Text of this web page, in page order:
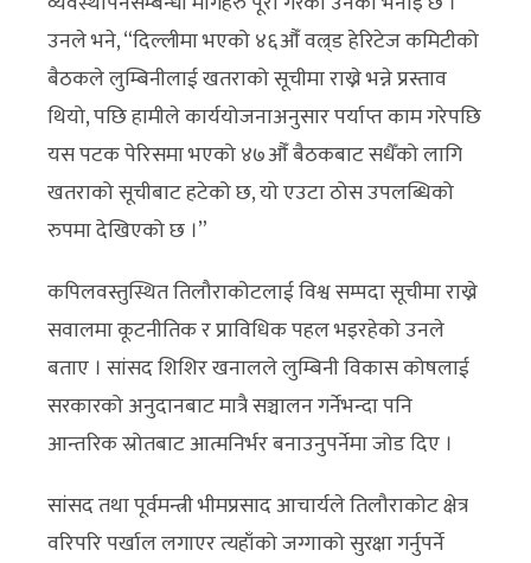
उनले भने, “दिल्लीमा भएको ४६औँ वल्र्ड हेरिटेज कमिटीको
बैठकले लुम्बिनीलाई खतराको सूचीमा राख्ने भन्ने प्रस्ताव
थियो, पछि हामीले कार्ययोजनाअनुसार पर्याप्त काम गरेपछि
यस पटक पेरिसमा भएको ४७औँ बैठकबाट सधैँको लागि
खतराको सूचीबाट हटेको छ, यो एउटा ठोस उपलब्धिको
रुपमा देखिएको छ ।”
कपिलवस्तुस्थित तिलौराकोटलाई विश्व सम्पदा सूचीमा राख्ने
सवालमा कूटनीतिक र प्राविधिक पहल भइरहेको उनले
बताए । सांसद शिशिर खनालले लुम्बिनी विकास कोषलाई
सरकारको अनुदानबाट मात्रै सञ्चालन गर्नेभन्दा पनि
आन्तरिक स्रोतबाट आत्मनिर्भर बनाउनुपर्नेमा जोड दिए ।
सांसद तथा पूर्वमन्त्री भीमप्रसाद आचार्यले तिलौराकोट क्षेत्र
वरिपरि पर्खाल लगाएर त्यहाँको जग्गाको सुरक्षा गर्नुपर्ने